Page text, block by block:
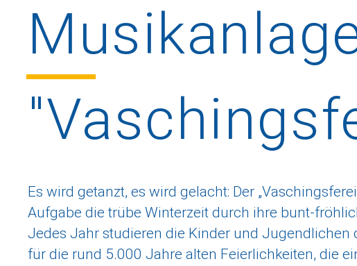
Es wird getanzt, es wird gelacht: Der
Aufgabe die trübe Winterzeit durch ihre bunt-
Jedes Jahr studieren die Kinder und Jugendlichen
für die rund 5.000 Jahre alten Feierlichkeiten, die